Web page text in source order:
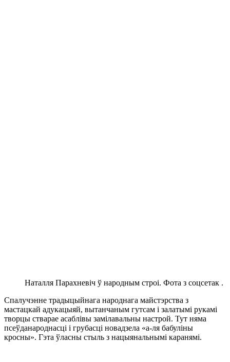
Наталля Парахневіч ў народным строі. Фота з соцсетак .
Спалучэнне традыцыйнага народнага майстэрства з
мастацкай адукацыяй, вытанчаным гутсам і залатымі рукамі
творцы стварае асаблівы замілавальны настрой. Тут няма
псеўданароднасці і грубасці новадзела «а-ля бабуліны
кросны». Гэта ўласны стыль з нацыянальнымі каранямі.